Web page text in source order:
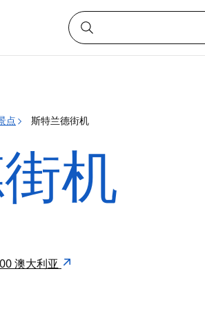
点 斯特兰德街机
机
澳大利亚